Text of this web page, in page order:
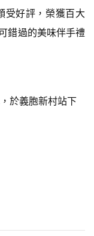
受好評，榮獲百大
錯過的美味伴手禮
於義胞新村站下